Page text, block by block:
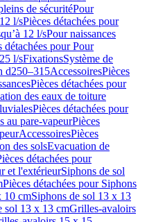
de sécuritéPour
l/sPièces détachées pour
12 l/sPour naissances
détachées pour Pour
l/sFixationsSystème de
d250–315AccessoiresPièces
Pièces détachées pour
des eaux de toiture
Pièces détachées pour
au pare-vapeurPièces
AccessoiresPièces
des solsEvacuation de
détachées pour
et l'extérieurSiphons de sol
Pièces détachées pour Siphons
10 cmSiphons de sol 13 x 13
sol 13 x 13 cmGrilles-avaloirs